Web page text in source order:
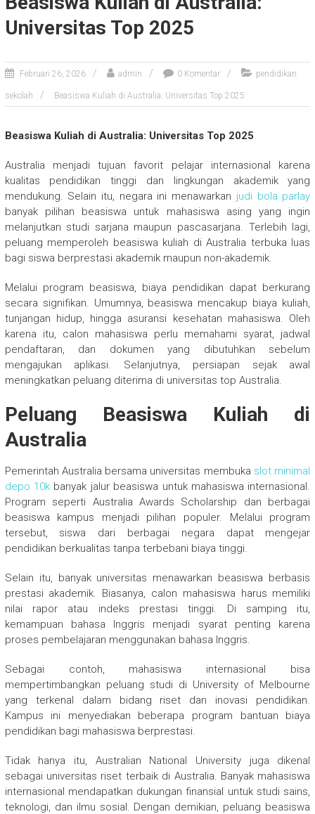
Universitas Top 2025
Februari 26, 2026 admin 0 Komentar pendidikan
sekolah Beasiswa Kuliah di Australia: Universitas Top 2025
Beasiswa Kuliah di Australia: Universitas Top 2025
Australia menjadi tujuan favorit pelajar internasional karena
kualitas pendidikan tinggi dan lingkungan akademik yang
mendukung. Selain itu, negara ini menawarkan judi bola parlay
banyak pilihan beasiswa untuk mahasiswa asing yang ingin
melanjutkan studi sarjana maupun pascasarjana. Terlebih lagi,
peluang memperoleh beasiswa kuliah di Australia terbuka luas
bagi siswa berprestasi akademik maupun non-akademik.
Melalui program beasiswa, biaya pendidikan dapat berkurang
secara signifikan. Umumnya, beasiswa mencakup biaya kuliah,
tunjangan hidup, hingga asuransi kesehatan mahasiswa. Oleh
karena itu, calon mahasiswa perlu memahami syarat, jadwal
pendaftaran, dan dokumen yang dibutuhkan sebelum
mengajukan aplikasi. Selanjutnya, persiapan sejak awal
meningkatkan peluang diterima di universitas top Australia.
Peluang Beasiswa Kuliah di
Australia
Pemerintah Australia bersama universitas membuka slot minimal
depo 10k banyak jalur beasiswa untuk mahasiswa internasional.
Program seperti Australia Awards Scholarship dan berbagai
beasiswa kampus menjadi pilihan populer. Melalui program
tersebut, siswa dari berbagai negara dapat mengejar
pendidikan berkualitas tanpa terbebani biaya tinggi.
Selain itu, banyak universitas menawarkan beasiswa berbasis
prestasi akademik. Biasanya, calon mahasiswa harus memiliki
nilai rapor atau indeks prestasi tinggi. Di samping itu,
kemampuan bahasa Inggris menjadi syarat penting karena
proses pembelajaran menggunakan bahasa Inggris.
Sebagai contoh, mahasiswa internasional bisa
mempertimbangkan peluang studi di University of Melbourne
yang terkenal dalam bidang riset dan inovasi pendidikan.
Kampus ini menyediakan beberapa program bantuan biaya
pendidikan bagi mahasiswa berprestasi.
Tidak hanya itu, Australian National Universityjuga dikenal
sebagai universitas riset terbaik di Australia. Banyak mahasiswa
internasional mendapatkan dukungan finansial untuk studi sains,
teknologi, dan ilmu sosial. Dengan demikian, peluang beasiswa